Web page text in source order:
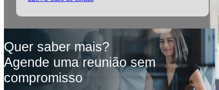
Quer saber mais?
Agende uma reunião sem
compromisso